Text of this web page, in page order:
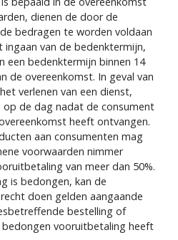
bepaald in de overeenkomst
dienen de door de
bedragen te worden voldaan
ingaan van de bedenktermijn,
een bedenktermijn binnen 14
de overeenkomst. In geval van
verlenen van een dienst,
op de dag nadat de consument
heeft ontvangen.
aan consumenten mag
voorwaarden nimmer
van meer dan 50%.
is bedongen, kan de
doen gelden aangaande
bestelling of
vooruitbetaling heeft